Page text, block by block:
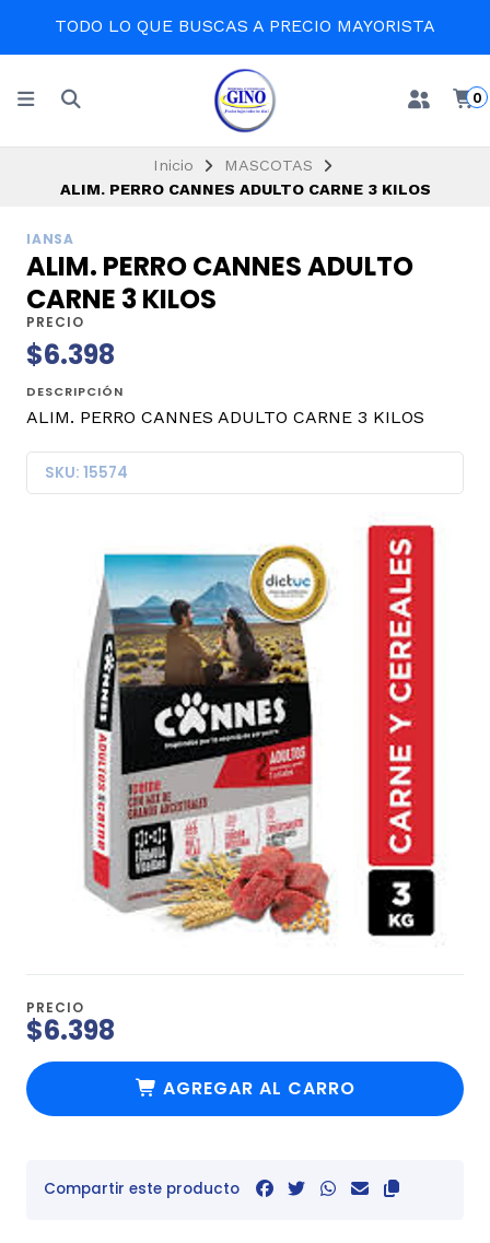
TODO LO QUE BUSCAS A PRECIO MAYORISTA
0
Inicio
MASCOTAS
ALIM. PERRO CANNES ADULTO CARNE 3 KILOS
IANSA
ALIM. PERRO CANNES ADULTO
CARNE 3 KILOS
PRECIO
$6.398
DESCRIPCIÓN
ALIM. PERRO CANNES ADULTO CARNE 3 KILOS
SKU: 15574
PRECIO
$6.398
AGREGAR AL CARRO
Compartir este producto